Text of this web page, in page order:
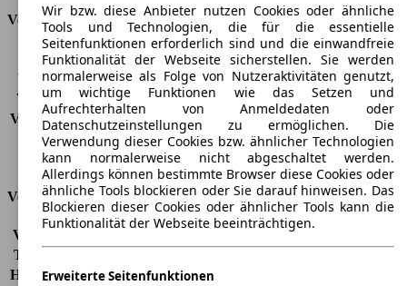
Verbrauch
CO2 Emissionen*
180 g/km (komb.)
Verbrauch (Stadt)
10,4 l/100km
Verbrauch (Land)
6,3 l/100km
Verbrauch (komb.)* 7,6 l/100km
Schadstoffklasse
EU4
Tankinhalt
66 l
Versicherungsklassen
Vollkasko
Teilkasko
Haftpflicht -
Wir bzw. diese Anbieter nutzen Cookies oder ähnliche
Tools und Technologien, die für die essentielle
Seitenfunktionen erforderlich sind und die einwandfreie
Funktionalität der Webseite sicherstellen. Sie werden
normalerweise als Folge von Nutzeraktivitäten genutzt,
um wichtige Funktionen wie das Setzen und
Aufrechterhalten von Anmeldedaten oder
Datenschutzeinstellungen zu ermöglichen. Die
Verwendung dieser Cookies bzw. ähnlicher Technologien
kann normalerweise nicht abgeschaltet werden.
Allerdings können bestimmte Browser diese Cookies oder
ähnliche Tools blockieren oder Sie darauf hinweisen. Das
Blockieren dieser Cookies oder ähnlicher Tools kann die
Funktionalität der Webseite beeinträchtigen.
Erweiterte Seitenfunktionen